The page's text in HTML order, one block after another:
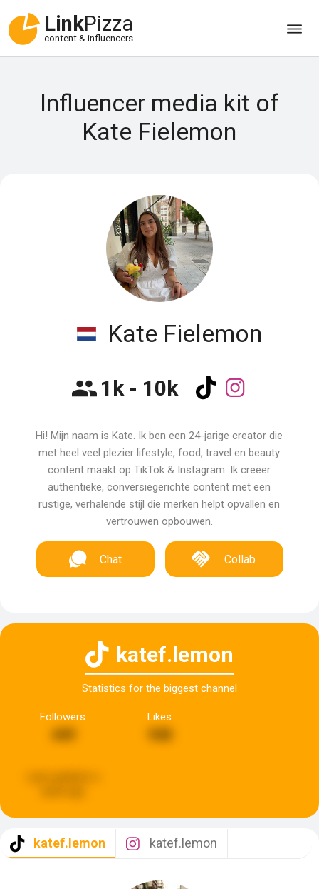
LinkPizza
content & influencers
Influencer media kit of
Kate Fielemon
Kate Fielemon
1k - 10k
Hi! Mijn naam is Kate. Ik ben een 24-jarige creator die
met heel veel plezier lifestyle, food, travel en beauty
content maakt op TikTok & Instagram. Ik creëer
authentieke, conversiegerichte content met een
rustige, verhalende stijl die merken helpt opvallen en
vertrouwen opbouwen.
Chat Collab
katef.lemon
Statistics for the biggest channel
Followers Likes
948
katef.lemon katef.lemon